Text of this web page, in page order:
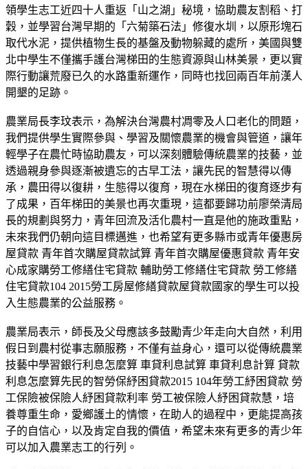
領學生志工近四十人重返「山之湖」秘境，協助農友割稻、打
穀，並學習台灣早期的「六菊築石法」修復水圳，以原形塊石
取代水泥，提供植物生長的基盤及動物躲藏的處所，美國與雙
北中學生不僅攜手護台灣梯田的生態資源與山林美景，更以實
際行動讓荒廢已久的水路重新運作，同時也找回兩百年前漢人
開墾的足跡。
農業局長李玟表示，為解決台灣農村凋零及人口老化的問題，
我們提供學生實際參與、學習及關懷農業的機會與管道，讓年
輕學子在農忙時協助農友，可以深刻體驗傳統農業的技藝，並
透過親身參與逐漸被遺忘的古早工法，讓先民的智慧得以傳
承，農田得以復耕，生態得以復育，現在水梯田的復育逐步有
了成果，百年梯田的美景也再次重現，這都要歸功前廖榮清局
長的規劃與努力，青年回流及活化農村一直是他的施政重點，
未來我們仍朝向這目標邁進，也希望有更多縣市或青年優惠房
屋貸款 青年首次購屋貸款試算 青年首次購屋優惠貸款 青年安
心成家購勞工修繕住宅貸款 輔助勞工修繕住宅貸款 勞工修繕
住宅貸款104 2015勞工房屋修繕貸款屋貸款國家的學生可以投
入生態農業的公益服務。
農業局表示，師長及父母應該多鼓勵青少年走向大自然，利用
假日到農村從事志願服務，不僅有益身心，還可以從傳統農業
技藝中學習銀行利息怎麼算 車貸利息試算 車貸利息計算 貸款
利息怎麼算先民的智勞保紓困貸款2015 104年勞工紓困貸款 勞
工保險被保險人紓困貸款利率 勞工被保險人紓困貸款慧，培
養尊重生命，愛鄉護土的情懷，在助人的過程中，更能提高孩
子的自信心，以及肯定自我的價值，希望未來有更多的青少年
可以加入農業志工的行列。